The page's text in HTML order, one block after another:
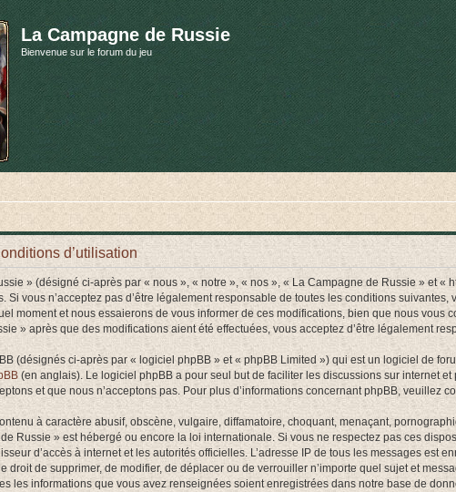
La Campagne de Russie
Bienvenue sur le forum du jeu
d’utilisation
» (désigné ci-après par « nous », « notre », « nos », « La Campagne de Russie » et «
Si vous n’acceptez pas d’être légalement responsable de toutes les conditions
moment et nous essaierons de vous informer de ces modifications, bien que nous
» après que des modifications aient été effectuées, vous acceptez d’être légalement
(désignés ci-après par « logiciel phpBB » et « phpBB Limited ») qui est un logiciel de
(en anglais). Le logiciel phpBB a pour seul but de faciliter les discussions sur internet
et que nous n’acceptons pas. Pour plus d’informations concernant phpBB, veuillez
à caractère abusif, obscène, vulgaire, diffamatoire, choquant, menaçant,
Russie » est hébergé ou encore la loi internationale. Si vous ne respectez pas ces
d’accès à internet et les autorités officielles. L’adresse IP de tous les messages est
droit de supprimer, de modifier, de déplacer ou de verrouiller n’importe quel sujet et
les informations que vous avez renseignées soient enregistrées dans notre base de